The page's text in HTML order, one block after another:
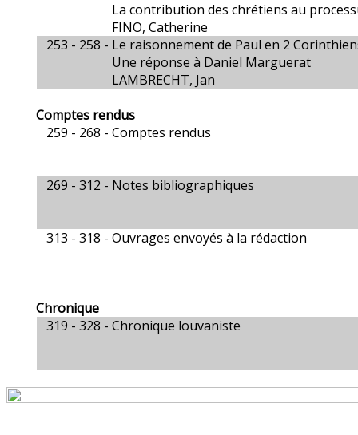
La contribution des chrétiens au
FINO, Catherine
253 - 258 - Le raisonnement de Paul en 2
Une réponse à Daniel Marguerat
LAMBRECHT, Jan
Comptes rendus
259 - 268 -Comptes rendus
269 - 312 - Notes bibliographiques
313 - 318 -Ouvrages envoyés à la rédaction
Chronique
319 - 328 -Chronique louvaniste